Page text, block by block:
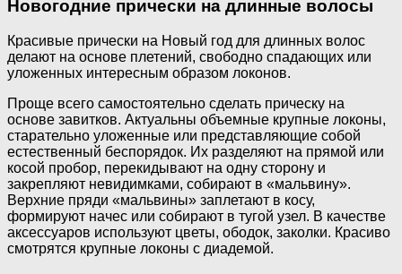
Новогодние прически на длинные волосы
Красивые прически на Новый год для длинных волос
делают на основе плетений, свободно спадающих или
уложенных интересным образом локонов.
Проще всего самостоятельно сделать прическу на
основе завитков. Актуальны объемные крупные локоны,
старательно уложенные или представляющие собой
естественный беспорядок. Их разделяют на прямой или
косой пробор, перекидывают на одну сторону и
закрепляют невидимками, собирают в «мальвину».
Верхние пряди «мальвины» заплетают в косу,
формируют начес или собирают в тугой узел. В качестве
аксессуаров используют цветы, ободок, заколки. Красиво
смотрятся крупные локоны с диадемой.